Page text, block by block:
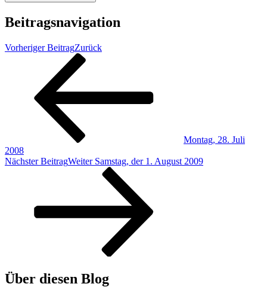
Beitragsnavigation
Vorheriger BeitragZurück
Montag, 28. Juli
2008
Nächster BeitragWeiter Samstag, der 1. August 2009
Über diesen Blog